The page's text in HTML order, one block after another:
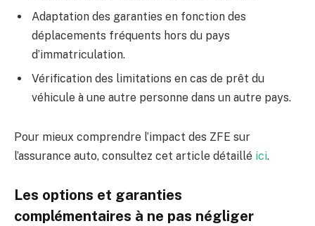
Adaptation des garanties en fonction des
déplacements fréquents hors du pays
d’immatriculation.
Vérification des limitations en cas de prêt du
véhicule à une autre personne dans un autre pays.
Pour mieux comprendre l’impact des ZFE sur
l’assurance auto, consultez cet article détaillé ici.
Les options et garanties
complémentaires à ne pas négliger